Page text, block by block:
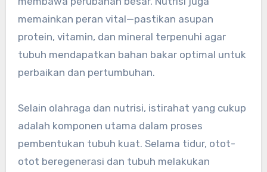
memainkan peran vital—pastikan asupan
protein, vitamin, dan mineral terpenuhi agar
tubuh mendapatkan bahan bakar optimal untuk
perbaikan dan pertumbuhan.
Selain olahraga dan nutrisi, istirahat yang cukup
adalah komponen utama dalam proses
pembentukan tubuh kuat. Selama tidur, otot-
otot beregenerasi dan tubuh melakukan